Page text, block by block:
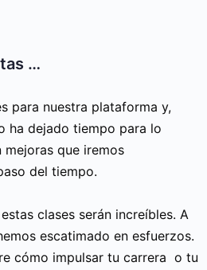
…
para nuestra plataforma y,
ha dejado tiempo para lo
que iremos
del tiempo.
clases serán increíbles. A
escatimado en esfuerzos.
cómo impulsar tu carrera o tu